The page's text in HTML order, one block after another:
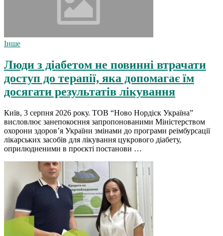
Інше
Люди з діабетом не повинні втрачати
доступ до терапії, яка допомагає їм
досягати результатів лікування
Київ, 3 серпня 2026 року. ТОВ “Ново Нордіск Україна”
висловлює занепокоєння запропонованими Міністерством
охорони здоров’я України змінами до програми реімбурсації
лікарських засобів для лікування цукрового діабету,
оприлюдненими в проєкті постанови …